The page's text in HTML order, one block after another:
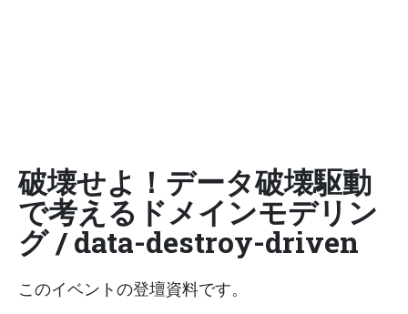
破壊せよ！データ破壊駆動
で考えるドメインモデリン
グ / data-destroy-driven
このイベントの登壇資料です。